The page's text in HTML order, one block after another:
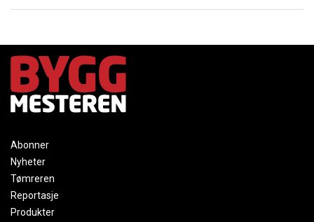
Abonner
Nyheter
Tømreren
Reportasje
Produkter